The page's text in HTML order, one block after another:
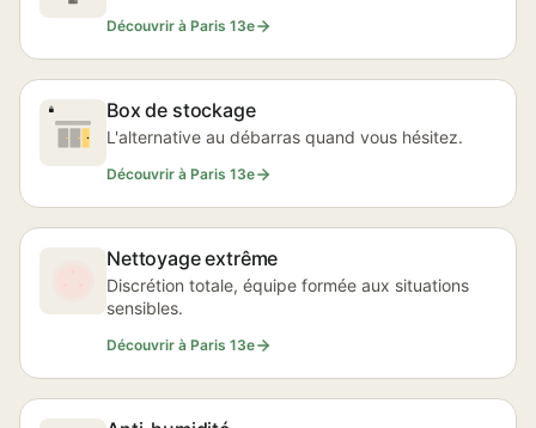
Découvrir à Paris 13e
Box de stockage
L'alternative au débarras quand vous hésitez.
Découvrir à Paris 13e
Nettoyage extrême
Discrétion totale, équipe formée aux situations
sensibles.
Découvrir à Paris 13e